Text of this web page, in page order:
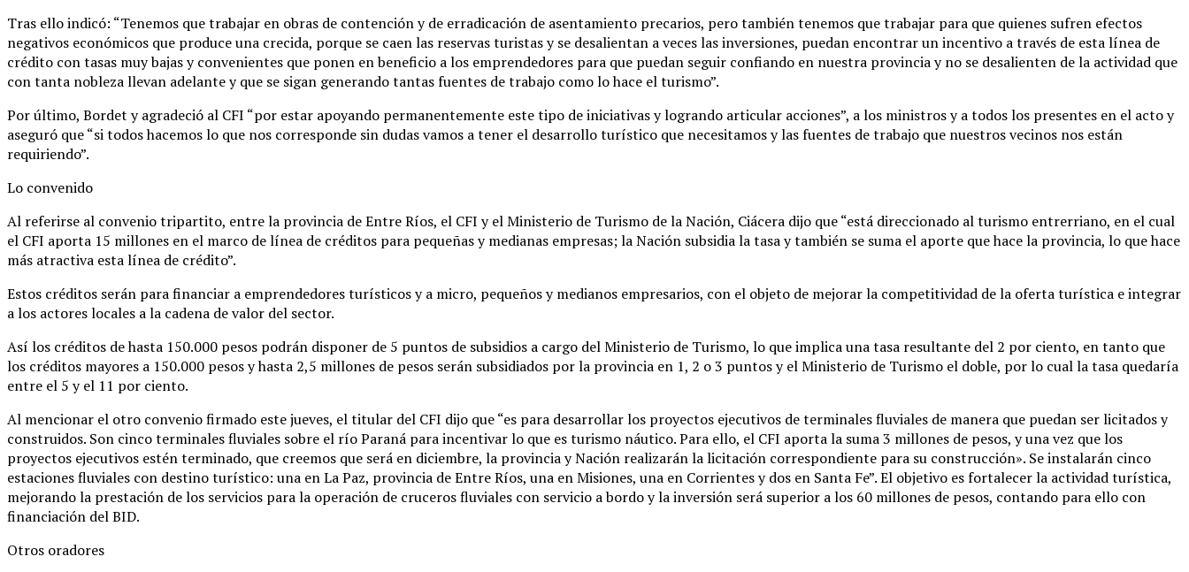
Tras ello indicó: “Tenemos que trabajar en obras de contención y de erradicación de asentamiento precarios, pero también tenemos que trabajar para que quienes sufren efectos
negativos económicos que produce una crecida, porque se caen las reservas turistas y se desalientan a veces las inversiones, puedan encontrar un incentivo a través de esta línea de
crédito con tasas muy bajas y convenientes que ponen en beneficio a los emprendedores para que puedan seguir confiando en nuestra provincia y no se desalienten de la actividad que
con tanta nobleza llevan adelante y que se sigan generando tantas fuentes de trabajo como lo hace el turismo”.
Por último, Bordet y agradeció al CFI “por estar apoyando permanentemente este tipo de iniciativas y logrando articular acciones”, a los ministros y a todos los presentes en el acto y
aseguró que “si todos hacemos lo que nos corresponde sin dudas vamos a tener el desarrollo turístico que necesitamos y las fuentes de trabajo que nuestros vecinos nos están
requiriendo”.
Lo convenido
Al referirse al convenio tripartito, entre la provincia de Entre Ríos, el CFI y el Ministerio de Turismo de la Nación, Ciácera dijo que “está direccionado al turismo entrerriano, en el cual
el CFI aporta 15 millones en el marco de línea de créditos para pequeñas y medianas empresas; la Nación subsidia la tasa y también se suma el aporte que hace la provincia, lo que hace
más atractiva esta línea de crédito”.
Estos créditos serán para financiar a emprendedores turísticos y a micro, pequeños y medianos empresarios, con el objeto de mejorar la competitividad de la oferta turística e integrar
a los actores locales a la cadena de valor del sector.
Así los créditos de hasta 150.000 pesos podrán disponer de 5 puntos de subsidios a cargo del Ministerio de Turismo, lo que implica una tasa resultante del 2 por ciento, en tanto que
los créditos mayores a 150.000 pesos y hasta 2,5 millones de pesos serán subsidiados por la provincia en 1, 2 o 3 puntos y el Ministerio de Turismo el doble, por lo cual la tasa quedaría
entre el 5 y el 11 por ciento.
Al mencionar el otro convenio firmado este jueves, el titular del CFI dijo que “es para desarrollar los proyectos ejecutivos de terminales fluviales de manera que puedan ser licitados y
construidos. Son cinco terminales fluviales sobre el río Paraná para incentivar lo que es turismo náutico. Para ello, el CFI aporta la suma 3 millones de pesos, y una vez que los
proyectos ejecutivos estén terminado, que creemos que será en diciembre, la provincia y Nación realizarán la licitación correspondiente para su construcción». Se instalarán cinco
estaciones fluviales con destino turístico: una en La Paz, provincia de Entre Ríos, una en Misiones, una en Corrientes y dos en Santa Fe”. El objetivo es fortalecer la actividad turística,
mejorando la prestación de los servicios para la operación de cruceros fluviales con servicio a bordo y la inversión será superior a los 60 millones de pesos, contando para ello con
financiación del BID.
Otros oradores